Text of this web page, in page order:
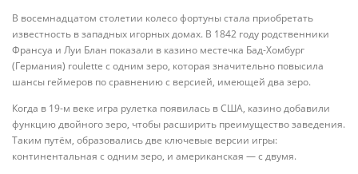
В восемнадцатом столетии колесо фортуны стала приобретать
известность в западных игорных домах. В 1842 году родственники
Франсуа и Луи Блан показали в казино местечка Бад-Хомбург
(Германия) roulette с одним зеро, которая значительно повысила
шансы геймеров по сравнению с версией, имеющей два зеро.
Когда в 19-м веке игра рулетка появилась в США, казино добавили
функцию двойного зеро, чтобы расширить преимущество заведения.
Таким путём, образовались две ключевые версии игры:
континентальная с одним зеро, и американская — с двумя.